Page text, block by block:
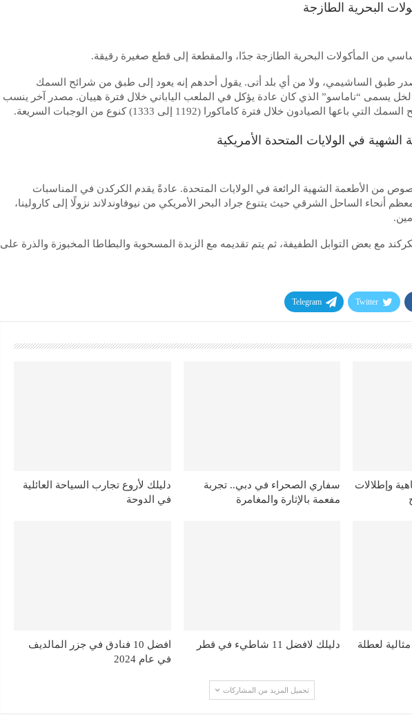
من المأكولات البحرية الطازجة جدًا، والمقطعة إلى قطع صغيرة رقيقة.
طبق الساشيمي، ولا من أي بلد أتى. يقول أحدهم إنه يعود إلى طبق من شرائح السمك
يسمى “ناماسو” الذي كان عادة يؤكل في الملعب الياباني خلال فترة هييان. مصدر آخر ينسب
الصيادون خلال فترة كاماكورا (1192 إلى 1333) كنوع من الوجبات السريعة.
من الأطعمة الشهية الرائعة في الولايات المتحدة. عادةً يقدم الكركدن في المناسبات
أنحاء الساحل الشرقي حيث يتنوع جراد البحر الأمريكي من نيوفاوندلاند نزولًا إلى كارولينا،
مين.
مع بعض التوابل الطفيفة، ثم يتم تقديمه مع الزبدة المسحوبة والبطاطا المخبوزة والذرة على
Twitter
Telegram
وإطلالات
سفاري الصحراء في دبي.. تجربة
مفعمة بالإثارة والمغامرة
دليلك لأروع تجارب السياحة العائلية
في الدوحة
لعطلة
دليلك لافضل 11 شاطيء في قطر
افضل 10 فنادق في جزر المالديف
في عام 2024
تحميل المزيد من المشاركات